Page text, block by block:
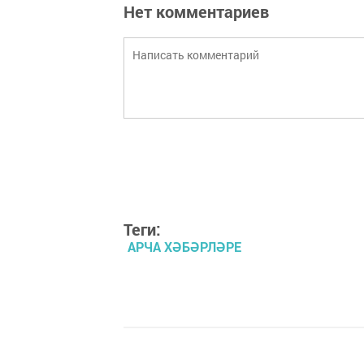
Нет комментариев
Теги:
АРЧА ХӘБӘРЛӘРЕ